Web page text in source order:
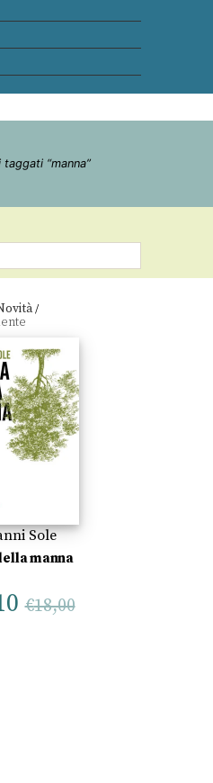
“manna”
/
Sole
manna
€18,00